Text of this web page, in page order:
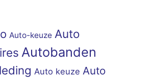
Auto-keuze Auto
Autobanden
Auto keuze Auto